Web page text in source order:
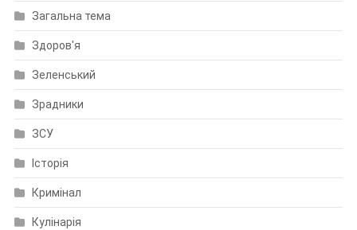
Загальна тема
Здоров'я
Зеленський
Зрадники
ЗСУ
Історія
Кримінал
Кулінарія